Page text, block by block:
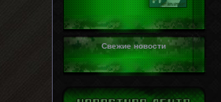
Свежие новости